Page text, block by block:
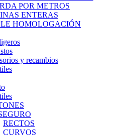
POR METROS
ENTERAS
HOMOLOGACIÓN
y recambios
RECTOS
CURVOS